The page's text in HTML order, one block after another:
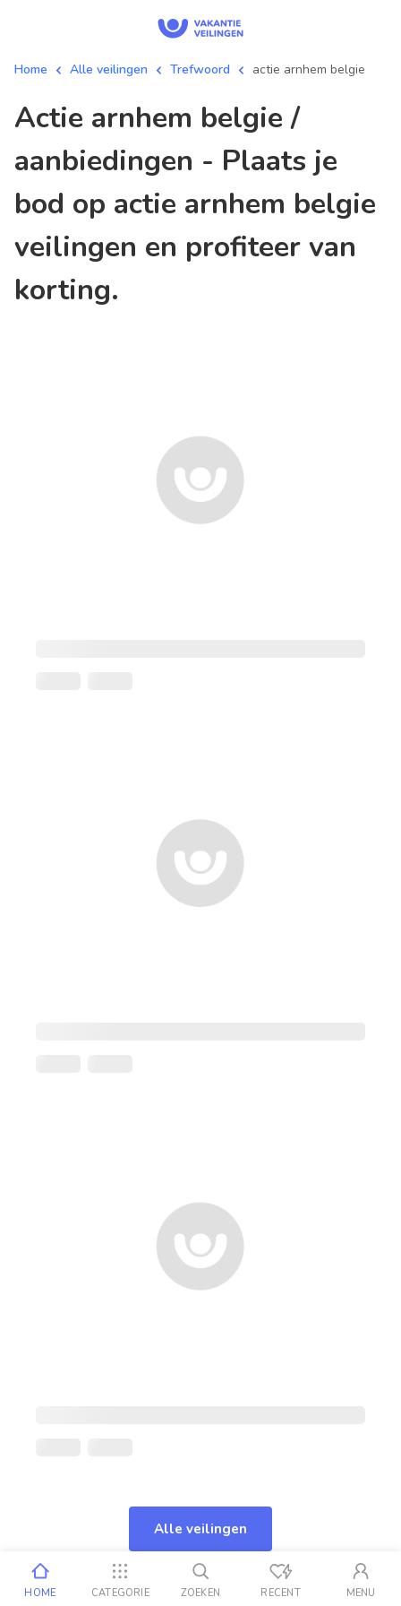
Home Alle veilingen Trefwoord actie arnhem belgie
actie arnhem belgie /
aanbiedingen - Plaats je
bod op actie arnhem belgie
veilingen en profiteer van
korting.
Alle veilingen
HOME CATEGORIE ZOEKEN RECENT MENU